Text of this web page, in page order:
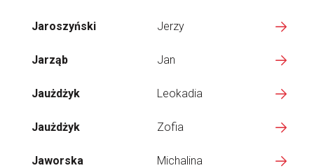
Jaroszyński Jerzy
Jarząb Jan
Jaużdżyk Leokadia
Jaużdżyk Zofia
Jaworska Michalina